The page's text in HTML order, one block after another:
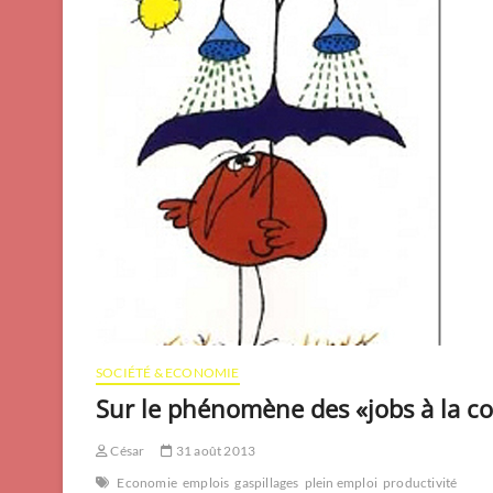
SOCIÉTÉ & ECONOMIE
Sur le phénomène des «jobs à la
César
31 août 2013
Economie emplois gaspillages plein emploi productivité